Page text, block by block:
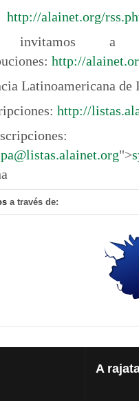
http://alainet.org/
invitamos a
http://
Latinoamericana de
http://
">
a través de:
A